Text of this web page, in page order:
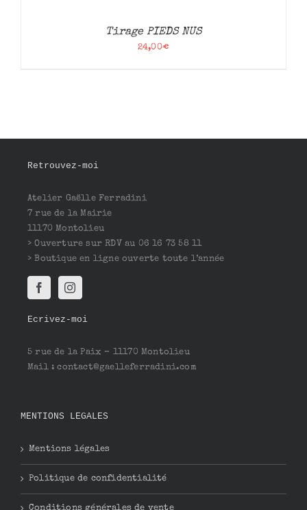
Tirage PIEDS NUS
24,00€
Retrouvez-moi
Atelier Gaëlle Ferradini
7 rue de la Mairie
11170 Montolieu
> Ouverture sur RDV au 06 16 73 58 11
> Boutique en ligne ouverte toute l’année
Ecrivez-moi
5 rue de la Paix – 11170 Montolieu
Mail : contact@gaelleferradini.com
MENTIONS LEGALES
Mentions légales
Politique de confidentialité